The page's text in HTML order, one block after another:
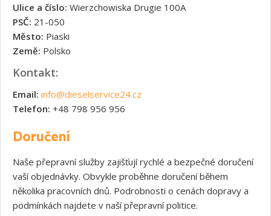
Ulice a číslo: Wierzchowiska Drugie 100A
PSČ: 21-050
Město: Piaski
Země: Polsko
Kontakt:
Email: info@dieselservice24.cz
Telefon: +48 798 956 956
Doručení
Naše přepravní služby zajišťují rychlé a bezpečné doručení
vaší objednávky. Obvykle proběhne doručení během
několika pracovních dnů. Podrobnosti o cenách dopravy a
podmínkách najdete v naší přepravní politice.